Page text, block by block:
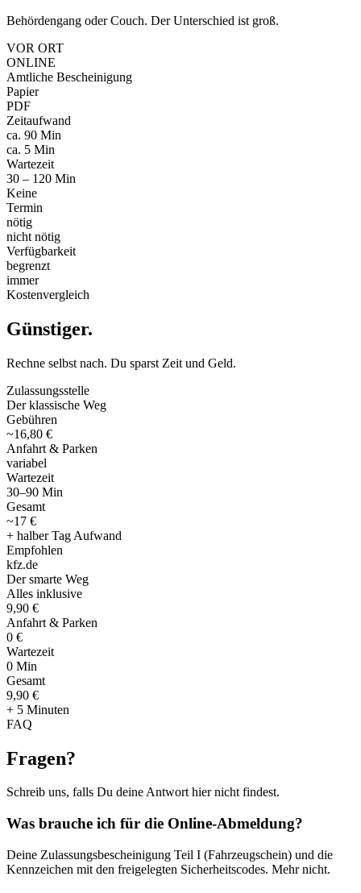
Behördengang oder Couch. Der Unterschied ist groß.
VOR ORT
ONLINE
Amtliche Bescheinigung
Papier
PDF
Zeitaufwand
ca. 90 Min
ca. 5 Min
Wartezeit
30 – 120 Min
Keine
Termin
nötig
nicht nötig
Verfügbarkeit
begrenzt
immer
Kostenvergleich
Günstiger.
Rechne selbst nach. Du sparst Zeit und Geld.
Zulassungsstelle
Der klassische Weg
Gebühren
~16,80 €
Anfahrt & Parken
variabel
Wartezeit
30–90 Min
Gesamt
~17 €
+ halber Tag Aufwand
Empfohlen
kfz.de
Der smarte Weg
Alles inklusive
9,90 €
Anfahrt & Parken
0 €
Wartezeit
0 Min
Gesamt
9,90 €
+ 5 Minuten
FAQ
Fragen?
Schreib uns, falls Du deine Antwort hier nicht findest.
Was brauche ich für die Online-Abmeldung?
Deine Zulassungsbescheinigung Teil I (Fahrzeugschein) und die
Kennzeichen mit den freigelegten Sicherheitscodes. Mehr nicht.